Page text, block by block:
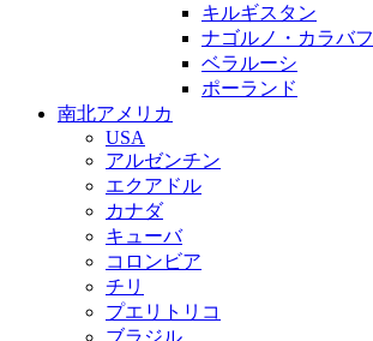
キルギスタン
ナゴルノ・カラバフ
ベラルーシ
ポーランド
南北アメリカ
USA
アルゼンチン
エクアドル
カナダ
キューバ
コロンビア
チリ
プエリトリコ